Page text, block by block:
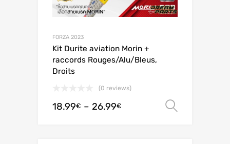
FORZA 2023
Kit Durite aviation Morin +
raccords Rouges/Alu/Bleus,
Droits
(0 reviews)
18.99€ – 26.99€